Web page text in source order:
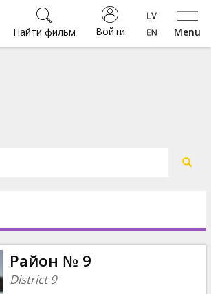
Menu
Войти
Найти фильм
Район № 9
District 9